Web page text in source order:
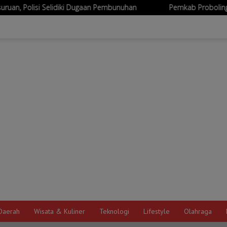
Pembunuhan Pemkab Probolinggo Siapkan Sertifikasi
Wisata & Kuliner Teknologi Lifestyle Olahraga